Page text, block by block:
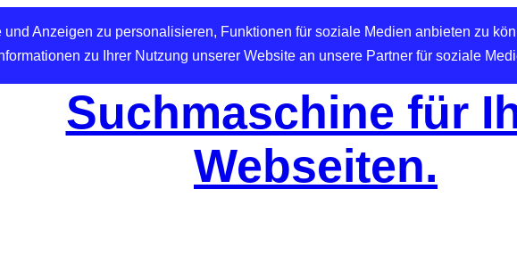
Anzeigen zu personalisieren, Funktionen für soziale Medien anbieten zu
zu Ihrer Nutzung unserer Website an unsere Partner für soziale
Suchmaschine für
Webseiten.